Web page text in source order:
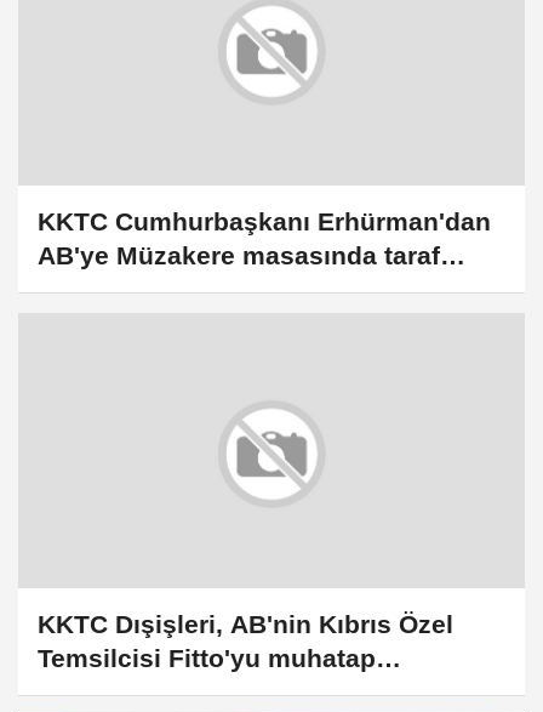
KKTC Cumhurbaşkanı Erhürman'dan
AB'ye Müzakere masasında taraf
olarak yeriniz yok mesajı:
KKTC Dışişleri, AB'nin Kıbrıs Özel
Temsilcisi Fitto'yu muhatap
almayacağını duyurdu